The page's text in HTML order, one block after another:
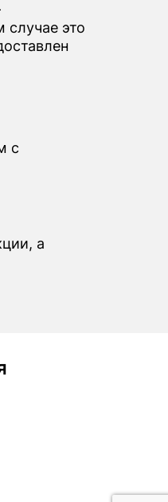
случае это
с
а